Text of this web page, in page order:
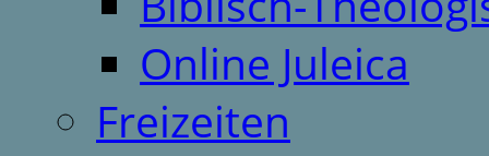
Online Juleica
Freizeiten